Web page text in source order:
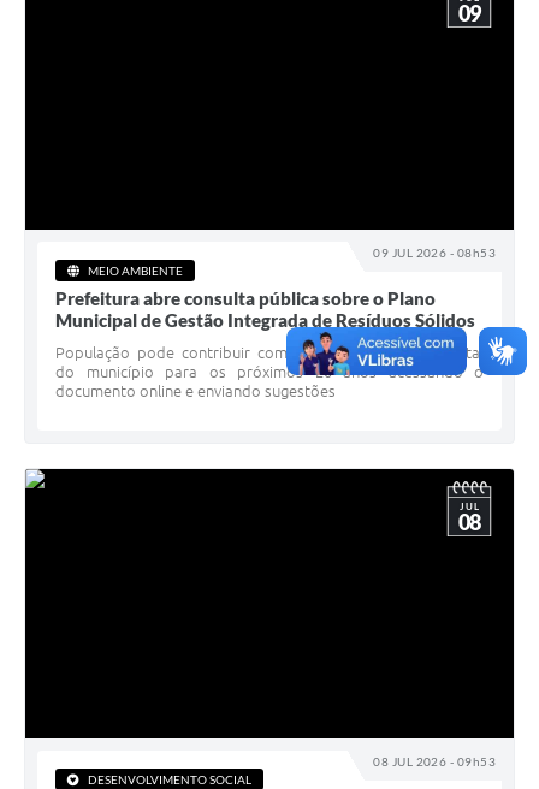
09 JUL 2026 - 08h53
09
MEIO AMBIENTE
Prefeitura abre consulta pública sobre o Plano
Municipal de Gestão Integrada de Resíduos Sólidos
População pode contribuir com o planejamento ambiental
do município para os próximos 20 anos acessando o
documento online e enviando sugestões
08 JUL 2026 - 09h53
JUL
08
DESENVOLVIMENTO SOCIAL